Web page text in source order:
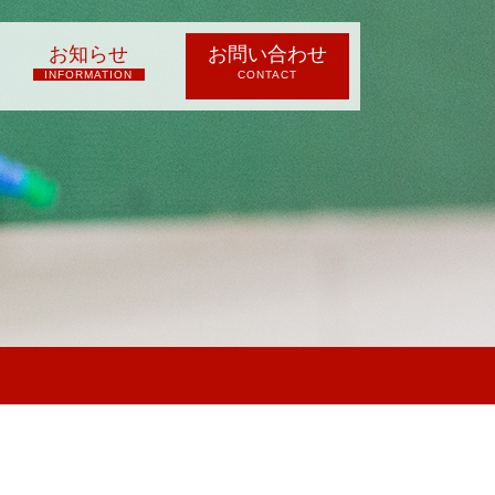
お知らせ
INFORMATION
お問い合わせ
CONTACT